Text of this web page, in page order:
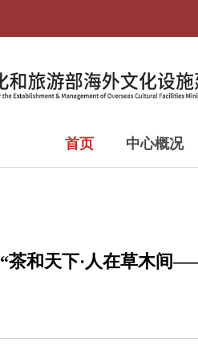
中心概况
首页
“茶和天下·人在草木间